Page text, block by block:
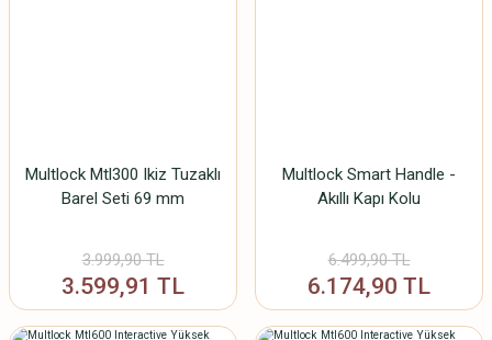
Multlock Mtl300 Ikiz Tuzaklı
Barel Seti 69 mm
3.999,90 TL
3.599,91 TL
Multlock Smart Handle -
Akıllı Kapı Kolu
6.499,90 TL
6.174,90 TL